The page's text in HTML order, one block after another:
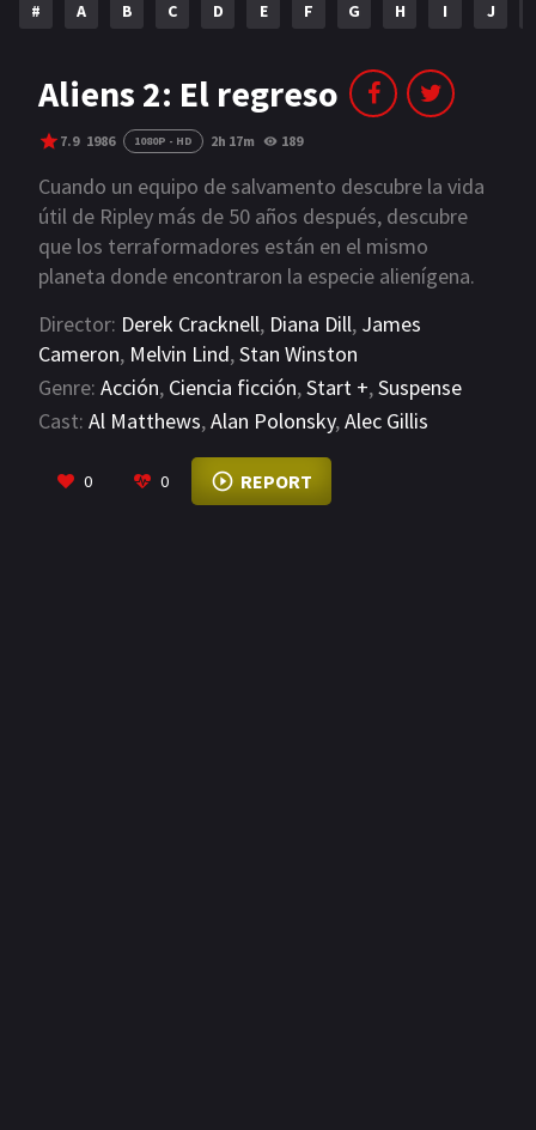
AÑOS
2023 2022
2021 2020
2019 2018
2014 2006
2002 2001
PELICULAS
# A B C D E F G H I J
Aliens 2: El regreso
7.9 1986 1080P - HD 2h 17m 189
Cuando un equipo de salvamento descubre la vida
útil de Ripley más de 50 años después, descubre
que los terraformadores están en el mismo
planeta donde encontraron la especie alienígena.
a investigar su historia, todo el contacto se pierde
con el planeta y los colonos. Piden a Ripley y a los
marines coloniales que regresen y busquen
respuestas.
Director: Derek Cracknell, Diana Dill, James
Cameron, Melvin Lind,Stan Winston
Genre: Acción, Ciencia ficción,Start +,Suspense
Cast: Al Matthews,Alan Polonsky,Alec Gillis
0 0 REPORT